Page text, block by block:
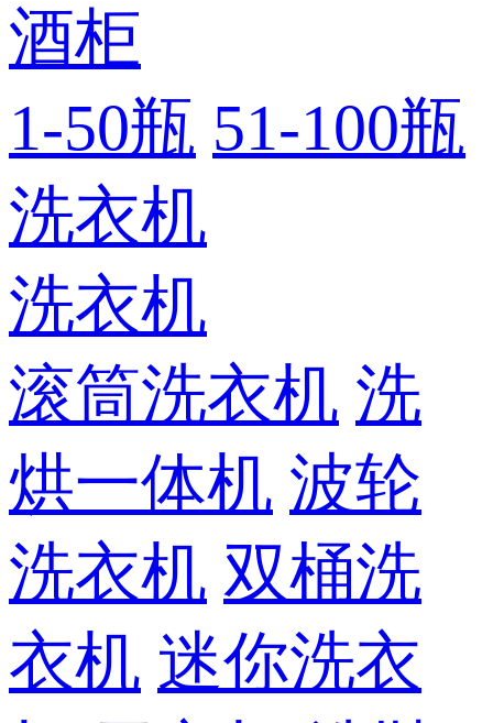
酒柜
1-50瓶 51-100瓶
洗衣机
洗衣机
滚筒洗衣机 洗
烘一体机 波轮
洗衣机 双桶洗
衣机 迷你洗衣